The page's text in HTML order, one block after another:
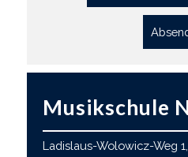
Musikschule
Ladislaus-Wolowicz-Weg